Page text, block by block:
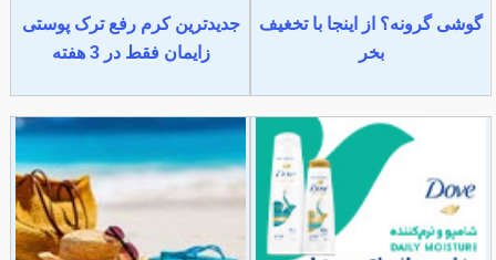
گوشی گرونه؟ از اینجا با تخغیف
بخر
جدیدترین کرم رفع ترک پوستی
زایمان فقط در 3 هفته